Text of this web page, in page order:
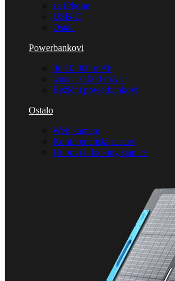
za iPhone
USB-C
Ostali
Powerbankovi
do 10.000 mAh
iznad 10.000 mAh
Bežični powerbankovi
Ostalo
Web kamere
Konferencijski sustavi
Hubovi i docking stanice